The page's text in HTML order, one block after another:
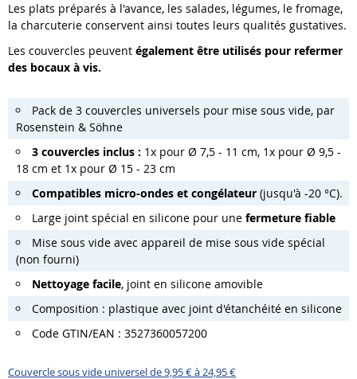
Les plats préparés à l'avance, les salades, légumes, le fromage,
la charcuterie conservent ainsi toutes leurs qualités gustatives.
Les couvercles peuvent également être utilisés pour refermer
des bocaux à vis.
Pack de 3 couvercles universels pour mise sous vide, par
Rosenstein & Söhne
3 couvercles inclus : 1x pour Ø 7,5 - 11 cm, 1x pour Ø 9,5 -
18 cm et 1x pour Ø 15 - 23 cm
Compatibles micro-ondes et congélateur (jusqu'à -20 °C).
Large joint spécial en silicone pour une fermeture fiable
Mise sous vide avec appareil de mise sous vide spécial
(non fourni)
Nettoyage facile, joint en silicone amovible
Composition : plastique avec joint d'étanchéité en silicone
Code GTIN/EAN : 3527360057200
Couvercle sous vide universel de 9,95 € à 24,95 €